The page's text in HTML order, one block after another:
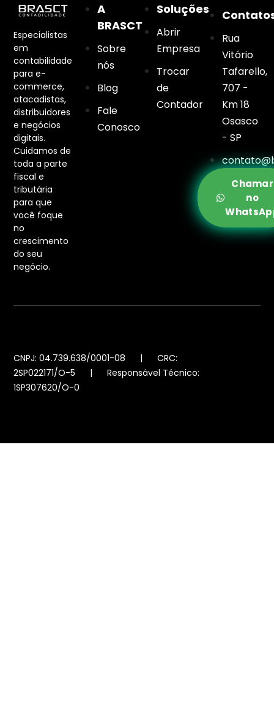
Especialistas
em
contabilidade
para e-
commerce,
atacadistas,
distribuidores
e negócios
digitais.
Cuidamos de
toda a parte
fiscal e
tributária
para que
você foque
no
crescimento
do seu
negócio.
A
BRASCT
Sobre
nós
Blog
Fale
Conosco
Soluções
Abrir
Empresa
Trocar
de
Contador
Rua
Vitório
Tafarello,
707 -
Km 18
Osasco
- SP
Chamar
no
CNPJ: 04.739.638/0001-08 | CRC:
2SP022171/O-5 | Responsável Técnico:
1SP307620/O-0